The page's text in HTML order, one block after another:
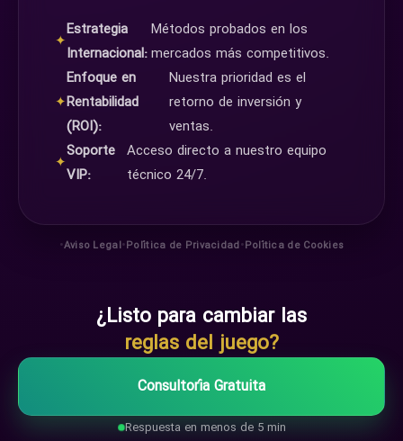
✦
Estrategia
Internacional:
Métodos probados en los
mercados más competitivos.
✦
Enfoque en
Rentabilidad
(ROI):
Nuestra prioridad es el
retorno de inversión y
ventas.
✦
Soporte
VIP:
Acceso directo a nuestro equipo
técnico 24/7.
•Aviso Legal•Política de Privacidad•Política de Cookies
¿Listo para cambiar las
reglas del juego?
Consultoría Gratuita
Respuesta en menos de 5 min